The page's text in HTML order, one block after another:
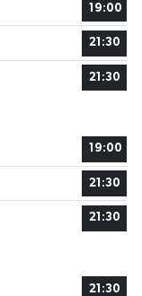
19:00
21:30
21:30
19:00
21:30
21:30
21:30